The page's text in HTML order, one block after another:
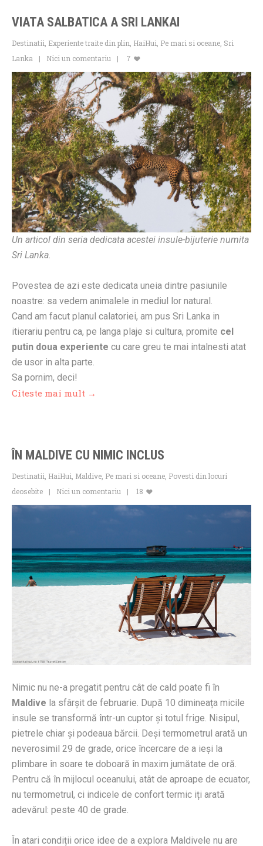
VIATA SALBATICA A SRI LANKAI
Destinatii, Experiente traite din plin, HaiHui, Pe mari si oceane, Sri
Lanka
Nici un comentariu 7
Un articol din seria dedicata acestei insule-bijuterie numita
Sri Lanka.
Povestea de azi este dedicata uneia dintre pasiunile
noastre: sa vedem animalele in mediul lor natural.
Cand am facut planul calatoriei, am pus Sri Lanka in
itierariu pentru ca, pe langa plaje si cultura, promite cel
putin doua experiente cu care greu te mai intalnesti atat
de usor in alta parte.
Sa pornim, deci!
Citeste mai mult →
ÎN MALDIVE CU NIMIC INCLUS
Destinatii HaiHui Maldive Pe mari si oceane Povesti din locuri
deosebite
Nici un comentariu 18
Nimic nu ne-a pregatit pentru cât de cald poate fi în
Maldive la sfârșit de februarie. După 10 dimineața micile
insule se transformă într-un cuptor și totul frige. Nisipul,
pietrele chiar și podeaua bărcii. Deși termometrul arată un
neverosimil 29 de grade, orice încercare de a ieși la
plimbare în soare te doboară în maxim jumătate de oră.
Pentru că în mijlocul oceanului, atât de aproape de ecuator,
nu termometrul, ci indicele de confort termic iți arată
adevărul: peste 40 de grade.
În atari condiții orice idee de a explora Maldivele nu are